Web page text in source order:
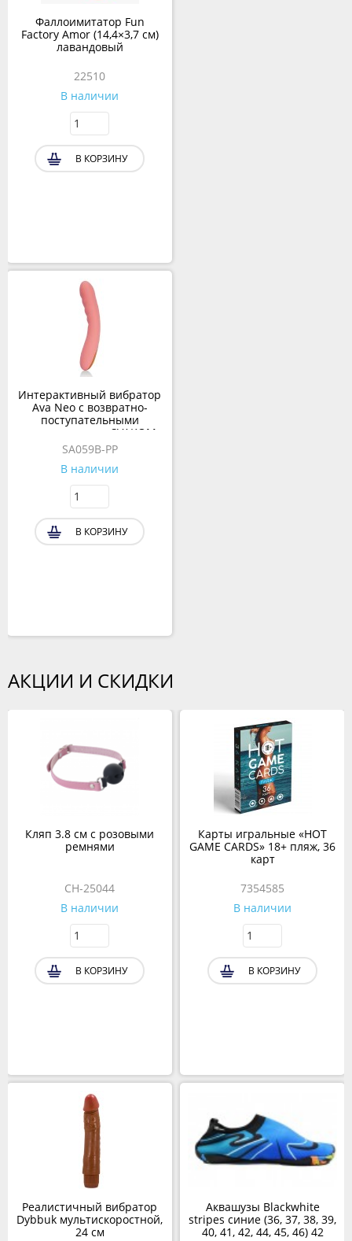
Фаллоимитатор Fun
Factory Amor (14,4×3,7 см)
лавандовый
22510
В наличии
В КОРЗИНУ
Интерактивный вибратор
Ava Neo с возвратно-
поступательными
движениями от SVAKOM
SA059B-PP
В наличии
В КОРЗИНУ
АКЦИИ И СКИДКИ
Кляп 3.8 см с розовыми
ремнями
CH-25044
В наличии
В КОРЗИНУ
Реалистичный вибратор
Dybbuk мультискоростной,
24 см
Карты игральные «HOT
GAME CARDS» 18+ пляж, 36
карт
7354585
В наличии
В КОРЗИНУ
Аквашузы Blackwhite
stripes синие (36, 37, 38, 39,
40, 41, 42, 44, 45, 46) 42